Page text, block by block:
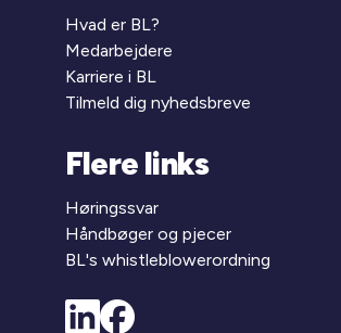
Hvad er BL?
Medarbejdere
Karriere i BL
Tilmeld dig nyhedsbreve
Flere links
Høringssvar
Håndbøger og pjecer
BL's whistleblowerordning